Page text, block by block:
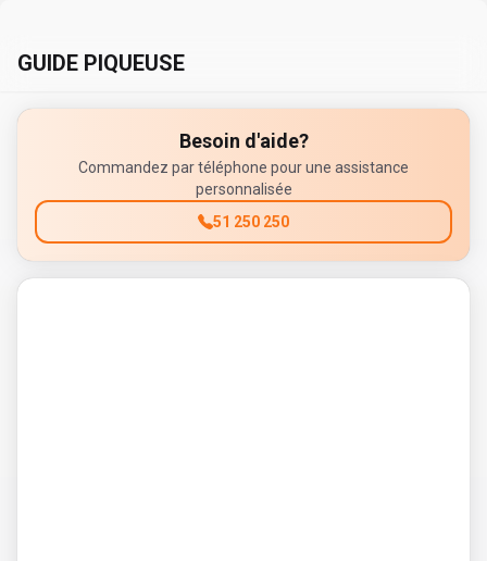
GUIDE PIQUEUSE
Besoin d'aide?
Commandez par téléphone pour une assistance
personnalisée
51 250 250